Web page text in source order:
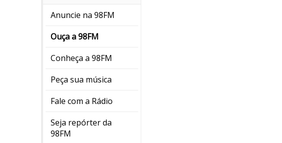
Anuncie na 98FM
Ouça a 98FM
Conheça a 98FM
Peça sua música
Fale com a Rádio
Seja repórter da
98FM